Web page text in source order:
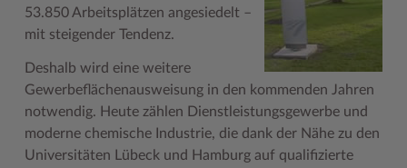
Formulare & Dokumente
Kfz-Zulassung
Kontakt / Öffnungszeiten
Lebenslagen
Bildungskommune
Hitzeschutz
Klimaanpassungskonzept
Kreistag Sitzungskalender
Kreiskarte
Kreistag und Ausschüsse
Kreistag Sitzungskalender
Kreisverwaltung
Initiativbewerbungen Verwaltung
Praktika und FSJ
Weiterbildung beim Kreis Stormarn
Wen wir suchen
Handwerk für nachhaltiges Wirtschaften
Projekt e-Gewerbe
Stormarner Bündnis für bezahlbares Wohnen
Wirtschafts- und Aufbaugesellschaft Stormarn
Kultur
Museen
Naturschutzgebiete
Radwandern
53.850 Arbeitsplätzen angesiedelt –
mit steigender Tendenz.
Deshalb wird eine weitere
Gewerbeflächenausweisung in den kommenden Jahren
notwendig. Heute zählen Dienstleistungsgewerbe und
moderne chemische Industrie, die dank der Nähe zu den
Universitäten Lübeck und Hamburg auf qualifizierte